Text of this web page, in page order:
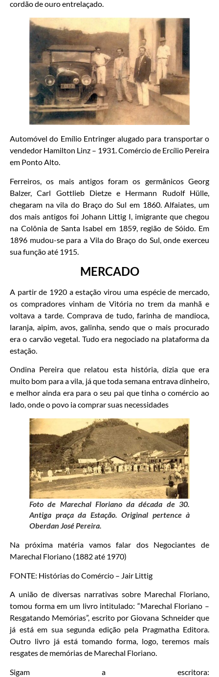
cordão de ouro entrelaçado.
Automóvel do Emílio Entringer alugado para transportar o
vendedor Hamilton Linz – 1931. Comércio de Ercílio Pereira
em Ponto Alto.
Ferreiros, os mais antigos foram os germânicos Georg
Balzer, Carl Gottlieb Dietze e Hermann Rudolf Hülle,
chegaram na vila do Braço do Sul em 1860. Alfaiates, um
dos mais antigos foi Johann Littig I, imigrante que chegou
na Colônia de Santa Isabel em 1859, região de Sóido. Em
1896 mudou-se para a Vila do Braço do Sul, onde exerceu
sua função até 1915.
MERCADO
A partir de 1920 a estação virou uma espécie de mercado,
os compradores vinham de Vitória no trem da manhã e
voltava a tarde. Comprava de tudo, farinha de mandioca,
laranja, aipim, avos, galinha, sendo que o mais procurado
era o carvão vegetal. Tudo era negociado na plataforma da
estação.
Ondina Pereira que relatou esta história, dizia que era
muito bom para a vila, já que toda semana entrava dinheiro,
e melhor ainda era para o seu pai que tinha o comércio ao
lado, onde o povo ia comprar suas necessidades
Foto de Marechal Floriano da década de 30.
Antiga praça da Estação. Original pertence à
Oberdan José Pereira.
Na próxima matéria vamos falar dos Negociantes de
Marechal Floriano (1882 até 1970)
FONTE: Histórias do Comércio – Jair Littig
A união de diversas narrativas sobre Marechal Floriano,
tomou forma em um livro intitulado: “Marechal Floriano –
Resgatando Memórias”, escrito por Giovana Schneider que
já está em sua segunda edição pela Pragmatha Editora.
Outro livro já está tomando forma, logo, teremos mais
resgates de memórias de Marechal Floriano.
Sigam a escritora: